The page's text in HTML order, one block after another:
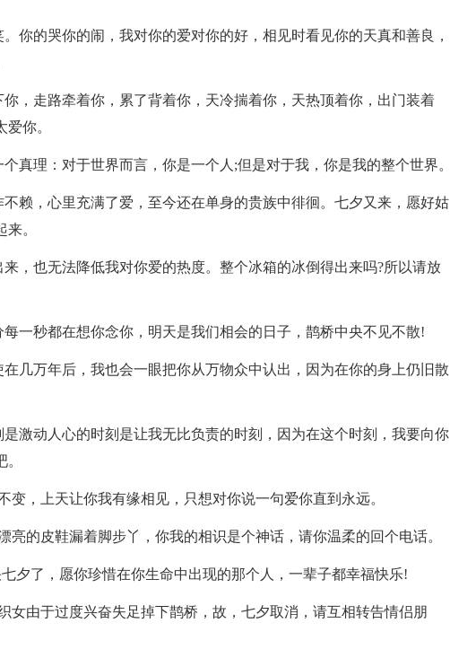
你的哭你的闹，我对你的爱对你的好，相见时看见你的天真和善良，
，走路牵着你，累了背着你，天冷揣着你，天热顶着你，出门装着
你。
真理：对于世界而言，你是一个人;但是对于我，你是我的整个世界。
赖，心里充满了爱，至今还在单身的贵族中徘徊。七夕又来，愿好姑
。
，也无法降低我对你爱的热度。整个冰箱的冰倒得出来吗?所以请放
一秒都在想你念你，明天是我们相会的日子，鹊桥中央不见不散!
几万年后，我也会一眼把你从万物众中认出，因为在你的身上仍旧散
激动人心的时刻是让我无比负责的时刻，因为在这个时刻，我要向你
变，上天让你我有缘相见，只想对你说一句爱你直到永远。
亮的皮鞋漏着脚步丫，你我的相识是个神话，请你温柔的回个电话。
夕了，愿你珍惜在你生命中出现的那个人，一辈子都幸福快乐!
女由于过度兴奋失足掉下鹊桥，故，七夕取消，请互相转告情侣朋